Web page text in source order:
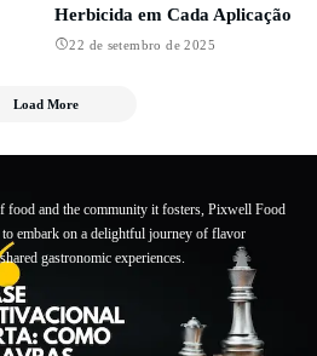
Herbicida em Cada Aplicação
22 de setembro de 2025
Load More
food and the community it fosters, Pixwell Food
embark on a delightful journey of flavor
gastronomic experiences.